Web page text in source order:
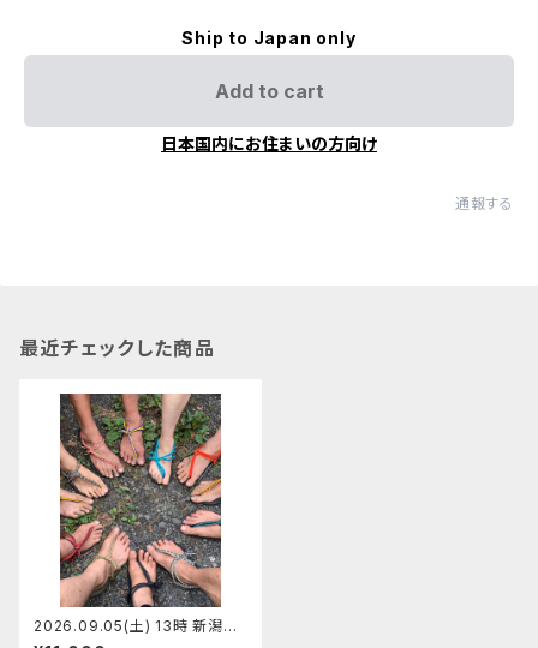
Ship to Japan only
Add to cart
日本国内にお住まいの方向け
通報する
最近チェックした商品
2026.09.05(土) 13時 新潟駅
前マンサンダルワークショップ